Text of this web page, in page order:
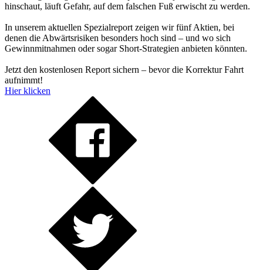
hinschaut, läuft Gefahr, auf dem falschen Fuß erwischt zu werden.
In unserem aktuellen Spezialreport zeigen wir fünf Aktien, bei
denen die Abwärtsrisiken besonders hoch sind – und wo sich
Gewinnmitnahmen oder sogar Short-Strategien anbieten könnten.
Jetzt den kostenlosen Report sichern – bevor die Korrektur Fahrt
aufnimmt!
Hier klicken